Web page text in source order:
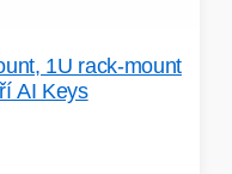
1U rack-mount
AI Keys